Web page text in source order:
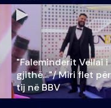
"Faleminderit Vëllai
gjithë…"/ Miri flet
tij në BBV